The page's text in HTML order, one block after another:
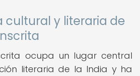
cultural y literaria de
ocupa un lugar central
literaria de la India y ha